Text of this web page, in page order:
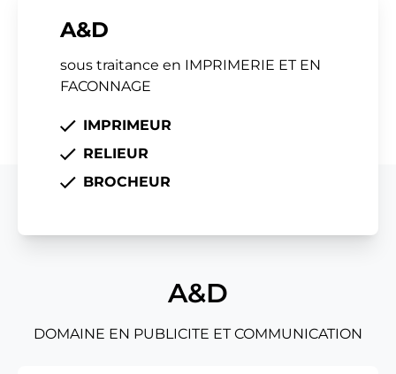
IMPRIMEUR
RELIEUR
BROCHEUR
A&D
sous traitance en IMPRIMERIE ET EN
FACONNAGE
A&D
DOMAINE EN PUBLICITE ET COMMUNICATION